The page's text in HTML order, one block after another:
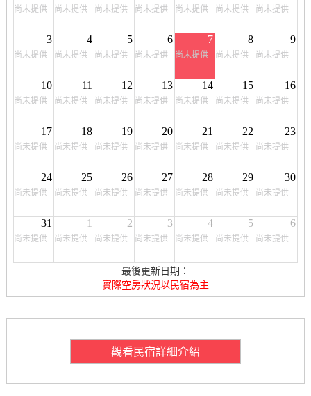
尚未提供 尚未提供 尚未提供 尚未提供 尚未提供 尚未提供 尚未提供
3
尚未提供
4
尚未提供
5
尚未提供
6
尚未提供
7
尚未提供
8
尚未提供
9
尚未提供
10
尚未提供
11
尚未提供
12
尚未提供
13
尚未提供
14
尚未提供
15
尚未提供
16
尚未提供
17
尚未提供
18
尚未提供
19
尚未提供
20
尚未提供
21
尚未提供
22
尚未提供
23
尚未提供
24
尚未提供
25
尚未提供
26
尚未提供
27
尚未提供
28
尚未提供
29
尚未提供
30
尚未提供
31
尚未提供
1
尚未提供
2
尚未提供
3
尚未提供
4
尚未提供
5
尚未提供
6
尚未提供
最後更新日期：
實際空房狀況以民宿為主
觀看民宿詳細介紹